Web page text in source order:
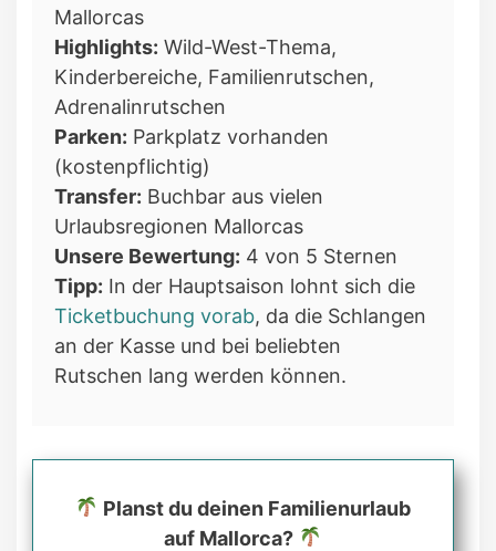
Mallorcas
Highlights: Wild-West-Thema,
Kinderbereiche, Familienrutschen,
Adrenalinrutschen
Parken: Parkplatz vorhanden
(kostenpflichtig)
Transfer: Buchbar aus vielen
Urlaubsregionen Mallorcas
Unsere Bewertung: 4 von 5 Sternen
Tipp: In der Hauptsaison lohnt sich die
Ticketbuchung vorab, da die Schlangen
an der Kasse und bei beliebten
Rutschen lang werden können.
Planst du deinen Familienurlaub
auf Mallorca?